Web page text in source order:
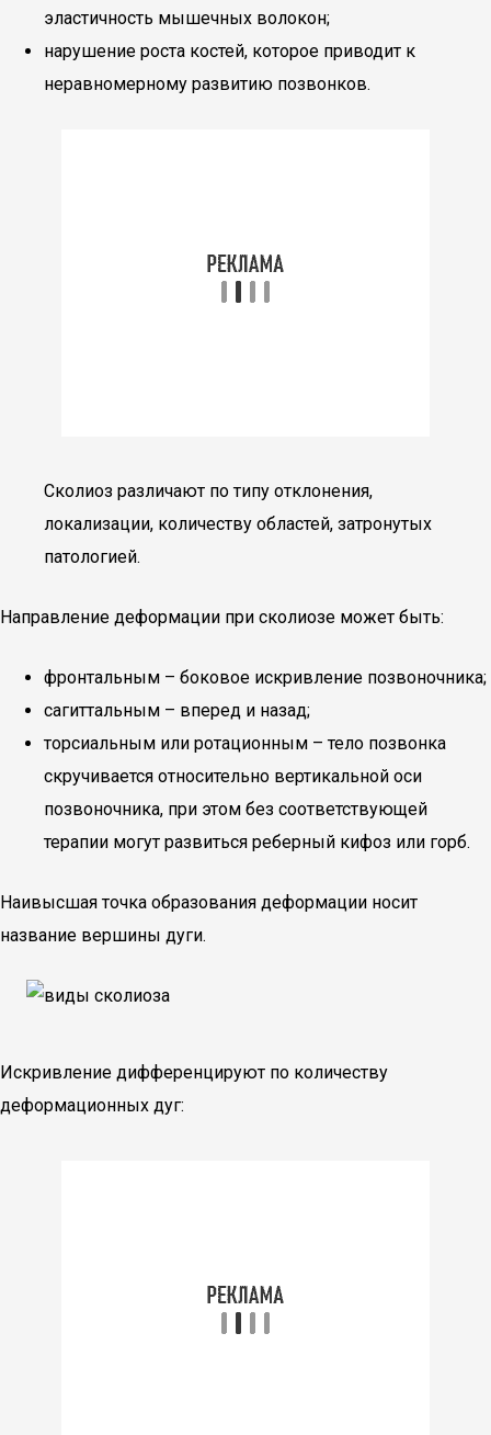
эластичность мышечных волокон;
нарушение роста костей, которое приводит к
неравномерному развитию позвонков.
Сколиоз различают по типу отклонения,
локализации, количеству областей, затронутых
патологией.
Направление деформации при сколиозе может быть:
фронтальным – боковое искривление позвоночника;
сагиттальным – вперед и назад;
торсиальным или ротационным – тело позвонка
скручивается относительно вертикальной оси
позвоночника, при этом без соответствующей
терапии могут развиться реберный кифоз или горб.
Наивысшая точка образования деформации носит
название вершины дуги.
Искривление дифференцируют по количеству
деформационных дуг: